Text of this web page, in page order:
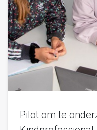
Pilot om te